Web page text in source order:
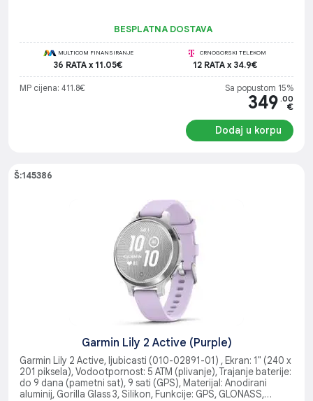
Plivanje, Golf, Biciklizam, Fitness, Priključci: Bluetooth, ANT+
BESPLATNA DOSTAVA
MULTICOM FINANSIRANJE
36 RATA x 11.05€
CRNOGORSKI TELEKOM
12 RATA x 34.9€
MP cijena: 411.8€ Sa popustom 15%
349 .00
€
Dodaj u korpu
Š:145386
Garmin Lily 2 Active (Purple)
Garmin Lily 2 Active, ljubicasti (010-02891-01) , Ekran: 1" (240 x
201 piksela), Vodootpornost: 5 ATM (plivanje), Trajanje baterije:
do 9 dana (pametni sat), 9 sati (GPS), Materijal: Anodirani
aluminij, Gorilla Glass 3, Silikon, Funkcije: GPS, GLONASS,